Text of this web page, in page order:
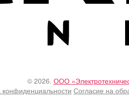
© 2026. ООО
конфиденциальности Согласие на